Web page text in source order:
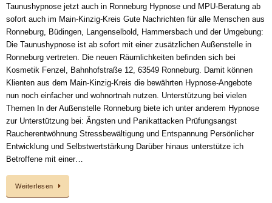
Taunushypnose jetzt auch in Ronneburg Hypnose und MPU-Beratung ab
sofort auch im Main-Kinzig-Kreis Gute Nachrichten für alle Menschen aus
Ronneburg, Büdingen, Langenselbold, Hammersbach und der Umgebung:
Die Taunushypnose ist ab sofort mit einer zusätzlichen Außenstelle in
Ronneburg vertreten. Die neuen Räumlichkeiten befinden sich bei
Kosmetik Fenzel, Bahnhofstraße 12, 63549 Ronneburg. Damit können
Klienten aus dem Main-Kinzig-Kreis die bewährten Hypnose-Angebote
nun noch einfacher und wohnortnah nutzen. Unterstützung bei vielen
Themen In der Außenstelle Ronneburg biete ich unter anderem Hypnose
zur Unterstützung bei: Ängsten und Panikattacken Prüfungsangst
Raucherentwöhnung Stressbewältigung und Entspannung Persönlicher
Entwicklung und Selbstwertstärkung Darüber hinaus unterstütze ich
Betroffene mit einer…
Weiterlesen